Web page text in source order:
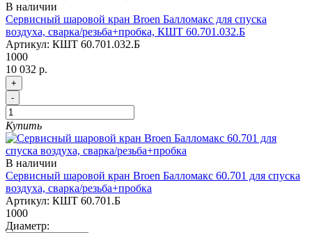
В наличии
Сервисный шаровой кран Broen Балломакс для спуска
воздуха, сварка/резьба+пробка, КШТ 60.701.032.Б
Артикул: КШТ 60.701.032.Б
1000
10 032 р.
+
-
Купить
В наличии
Сервисный шаровой кран Broen Балломакс 60.701 для спуска
воздуха, сварка/резьба+пробка
Артикул: КШТ 60.701.Б
1000
Диаметр: